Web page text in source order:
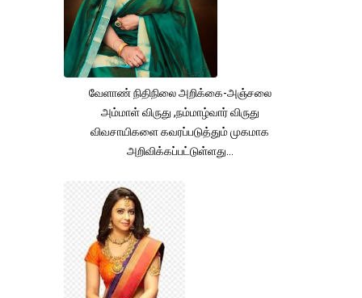
வேளாண் நிதிநிலை அறிக்கை-அஞ்சலை
அம்மாள் விருது ,நம்மாழ்வார் விருது
விவசாயிகளை கவரப்படுத்தும் முகமாக
அறிவிக்கப்பட்டுள்ளது...